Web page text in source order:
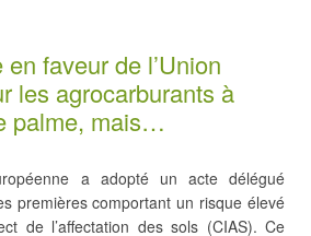
en faveur de l’Union
les agrocarburants à
palme, mais…
a adopté un acte délégué
premières comportant un risque élevé
de l’affectation des sols (CIAS). Ce